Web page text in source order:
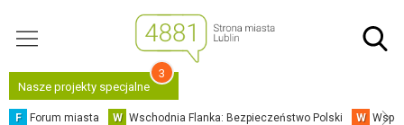
Nasze projekty specjalne
3
F Forum miasta W Wschodnia Flanka: Bezpieczeństwo Polski W